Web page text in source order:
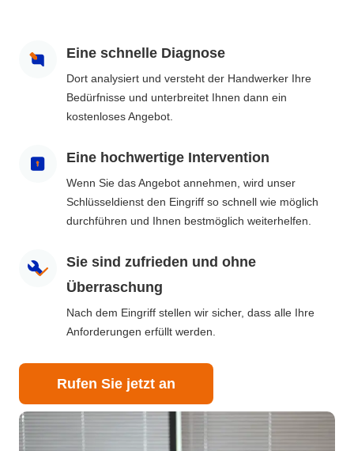
Eine schnelle Diagnose
Dort analysiert und versteht der Handwerker Ihre
Bedürfnisse und unterbreitet Ihnen dann ein
kostenloses Angebot.
Eine hochwertige Intervention
Wenn Sie das Angebot annehmen, wird unser
Schlüsseldienst den Eingriff so schnell wie möglich
durchführen und Ihnen bestmöglich weiterhelfen.
Sie sind zufrieden und ohne
Überraschung
Nach dem Eingriff stellen wir sicher, dass alle Ihre
Anforderungen erfüllt werden.
Rufen Sie jetzt an